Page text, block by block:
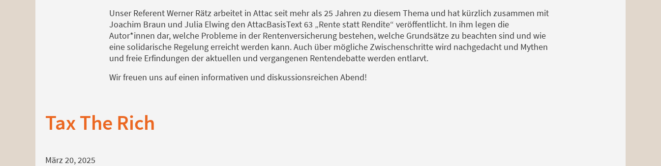
Unser Referent Werner Rätz arbeitet in Attac seit mehr als 25 Jahren zu diesem Thema und hat kürzlich zusammen mit
Joachim Braun und Julia Elwing den AttacBasisText 63 „Rente statt Rendite“ veröffentlicht. In ihm legen die
Autor*innen dar, welche Probleme in der Rentenversicherung bestehen, welche Grundsätze zu beachten sind und wie
eine solidarische Regelung erreicht werden kann. Auch über mögliche Zwischenschritte wird nachgedacht und Mythen
und freie Erfindungen der aktuellen und vergangenen Rentendebatte werden entlarvt.
Wir freuen uns auf einen informativen und diskussionsreichen Abend!
Tax The Rich
März 20, 2025